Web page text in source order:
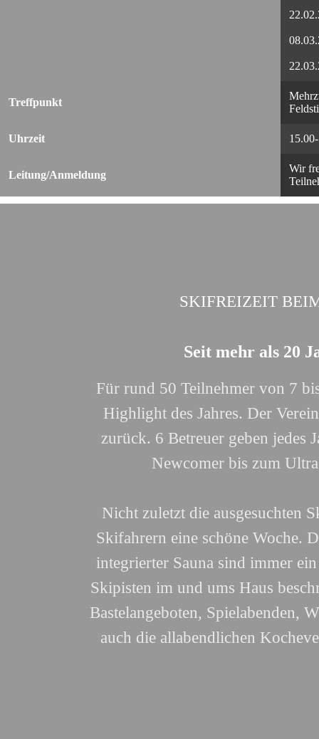
Treffpunkt
Uhrzeit
Leitung/Anmeldung
Wir
SKIFREIZEIT
Seit mehr als 20
Für rund 50 Teilnehmer von 7
Highlight des Jahres. Der
zurück. 6 Betreuer geben jedes
Newcomer bis zum
Nicht zuletzt die ausgesuchten
Skifahrern eine schöne Woche.
integrierter Sauna sind immer
Skipisten im und ums Haus
Bastelangeboten, Spielabenden,
auch die allabendlichen